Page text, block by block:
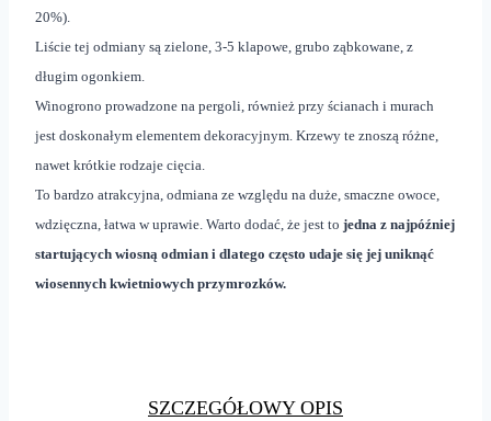
20%).
Liście tej odmiany są zielone, 3-5 klapowe, grubo ząbkowane, z
długim ogonkiem.
Winogrono prowadzone na pergoli, również przy ścianach i murach
jest doskonałym elementem dekoracyjnym. Krzewy te znoszą różne,
nawet krótkie rodzaje cięcia.
To bardzo atrakcyjna, odmiana ze względu na duże, smaczne owoce,
wdzięczna, łatwa w uprawie. Warto dodać, że jest to jedna z najpóźniej
startujących wiosną odmian i dlatego często udaje się jej uniknąć
wiosennych kwietniowych przymrozków.
SZCZEGÓŁOWY OPIS